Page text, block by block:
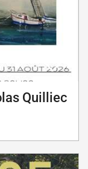
Quilliec